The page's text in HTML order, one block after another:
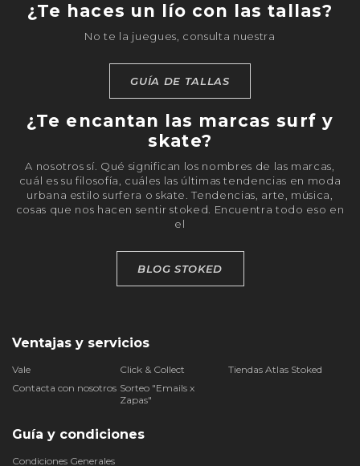
Ventajas y servicios
Vale Click & Collect
Tiendas Atlas Stoked
Contacta con nosotros Sorteo "Emails x
Zapas"
Guía y condiciones
Condiciones Generales
¿Te haces un lío con las tallas?
No te la juegues, consulta nuestra
GUÍA DE TALLAS
¿Te encantan las marcas surf y
skate?
A nosotros sí. Qué significan los nombres de las marcas,
cuál es su filosofía, cuáles las últimas tendencias en moda
urbana estilo surfera o skate. Tendencias, arte, música,
cosas que nos hacen sentir stoked. Encuentra todo eso en
el
BLOG STOKED